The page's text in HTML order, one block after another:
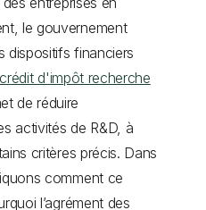
le gouvernement
dispositifs financiers
crédit d'impôt recherche
de réduire
activités de R&D, à
critères précis. Dans
comment ce
l’agrément des